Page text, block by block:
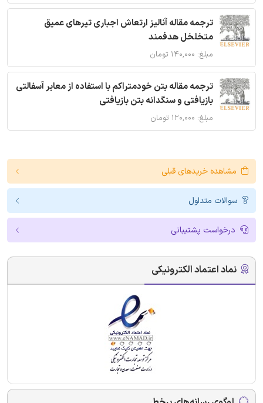
ترجمه مقاله آنالیز ارتعاش اجباری تیرهای عمیق
متخلخل هدفمند
مبلغ: ۱۴۰,۰۰۰ تومان
ترجمه مقاله بتن خودمتراکم با استفاده از معابر آسفالتی
بازیافتی و سنگدانه بتن بازیافتی
مبلغ: ۱۲۰,۰۰۰ تومان
مشاهده خریدهای قبلی
سوالات متداول
درخواست پشتیبانی
نماد اعتماد الکترونیکی